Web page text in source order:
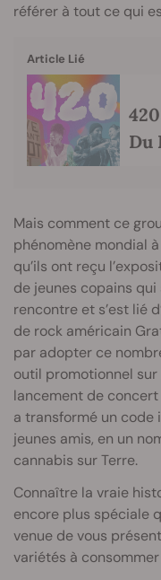
référer à tout ce qui
Article Lié
Du
Mais comment ce
phénomène mondial
qu’ils ont reçu
de jeunes copains qui
rencontre et s’est lié
de rock américain
par adopter ce
outil promotionnel
lancement de
a transformé un code
jeunes amis, en un
cannabis sur Terre.
Connaître la vraie
encore plus spéciale
venue de vous
variétés à